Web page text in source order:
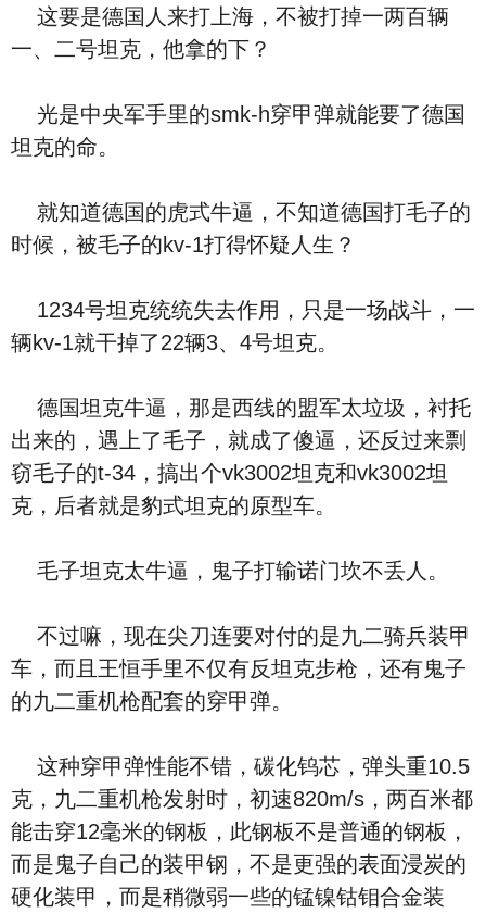
这要是德国人来打上海，不被打掉一两百辆
一、二号坦克，他拿的下？
光是中央军手里的smk-h穿甲弹就能要了德国
坦克的命。
就知道德国的虎式牛逼，不知道德国打毛子的
时候，被毛子的kv-1打得怀疑人生？
1234号坦克统统失去作用，只是一场战斗，一
辆kv-1就干掉了22辆3、4号坦克。
德国坦克牛逼，那是西线的盟军太垃圾，衬托
出来的，遇上了毛子，就成了傻逼，还反过来剽
窃毛子的t-34，搞出个vk3002坦克和vk3002坦
克，后者就是豹式坦克的原型车。
毛子坦克太牛逼，鬼子打输诺门坎不丢人。
不过嘛，现在尖刀连要对付的是九二骑兵装甲
车，而且王恒手里不仅有反坦克步枪，还有鬼子
的九二重机枪配套的穿甲弹。
这种穿甲弹性能不错，碳化钨芯，弹头重10.5
克，九二重机枪发射时，初速820m/s，两百米都
能击穿12毫米的钢板，此钢板不是普通的钢板，
而是鬼子自己的装甲钢，不是更强的表面浸炭的
硬化装甲，而是稍微弱一些的锰镍钴钼合金装